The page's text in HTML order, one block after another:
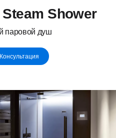
Shower
паровой душ